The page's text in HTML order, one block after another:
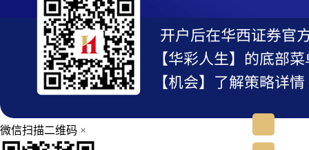
微信扫描二维码 ×